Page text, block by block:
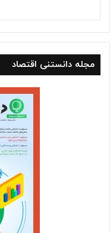
مجله دانستنی اقتصاد